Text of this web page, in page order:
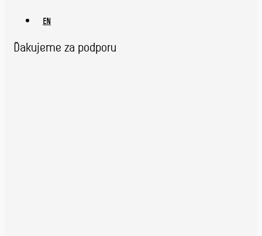
EN
Ďakujeme za podporu